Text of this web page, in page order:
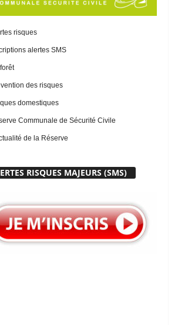
risques
alertes SMS
des risques
domestiques
Communale de Sécurité Civile
de la Réserve
RISQUES MAJEURS (SMS)